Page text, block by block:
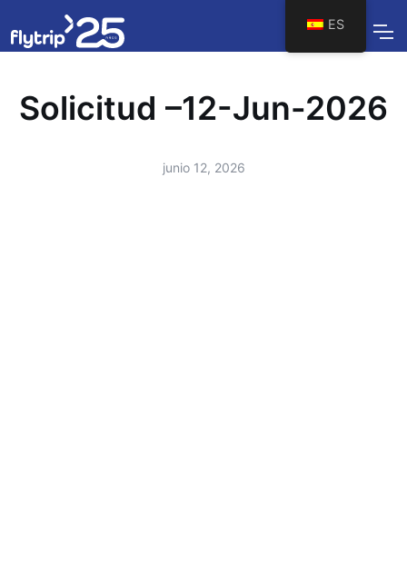
Solicitud –12-Jun-2026
junio 12, 2026
ES